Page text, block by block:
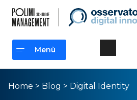
Menù
Menù
Home > Blog > Digital Identity